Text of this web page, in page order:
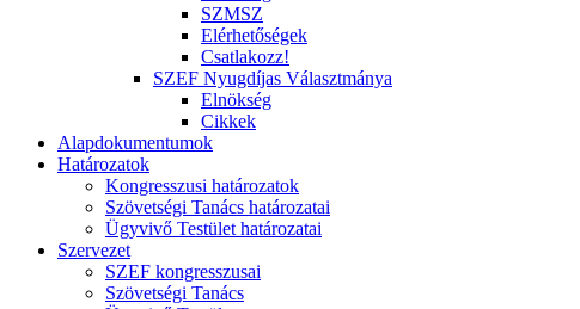
SZMSZ
Elérhetőségek
Csatlakozz!
SZEF Nyugdíjas Választmánya
Elnökség
Cikkek
Alapdokumentumok
Határozatok
Kongresszusi határozatok
Szövetségi Tanács határozatai
Ügyvivő Testület határozatai
Szervezet
SZEF kongresszusai
Szövetségi Tanács